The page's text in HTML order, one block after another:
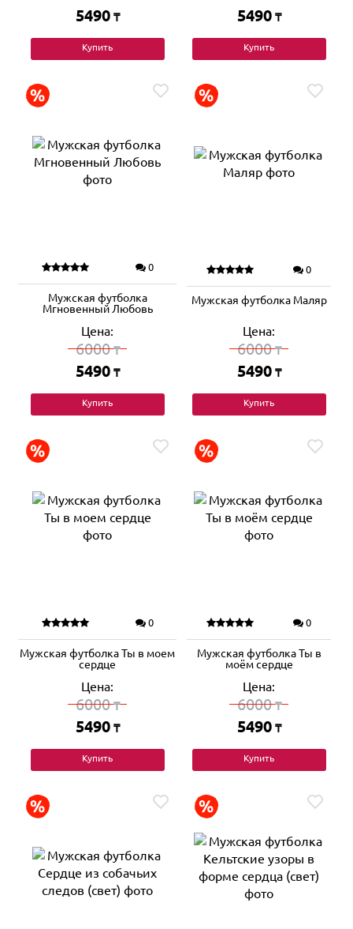
5490 ₸
Купить
5490 ₸
Купить
0
Мужская футболка
Мгновенный Любовь
Цена:
6000₸
5490 ₸
Купить
0
Мужская футболка Маляр
Цена:
6000₸
5490 ₸
Купить
0
Мужская футболка Ты в моем
сердце
Цена:
6000₸
5490 ₸
Купить
0
Мужская футболка Ты в
моём сердце
Цена:
6000₸
5490 ₸
Купить